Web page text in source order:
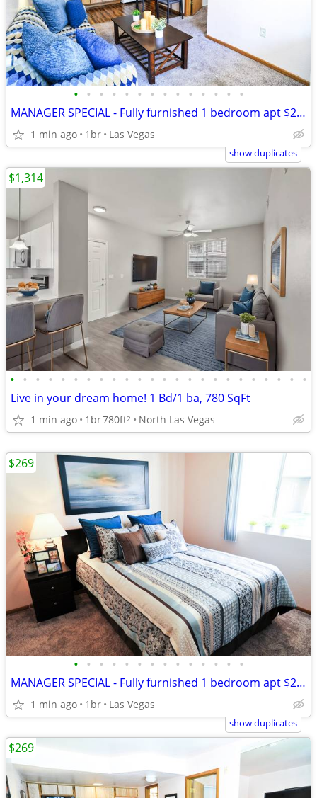
• • • • • • • • • • • • • •
MANAGER SPECIAL - Fully furnished 1 bedroom apt $269 weekly...
1 min ago 1br Las Vegas
show duplicates
• • • • • • • • • • • • • • • • • • • • • • • •
Live in your dream home! 1 Bd/1 ba, 780 SqFt
1 min ago 1br780ft2 North Las Vegas
$1,314
• • • • • • • • • • • • • •
MANAGER SPECIAL - Fully furnished 1 bedroom apt $269 weekly...
1 min ago 1br Las Vegas
$269
show duplicates
$269